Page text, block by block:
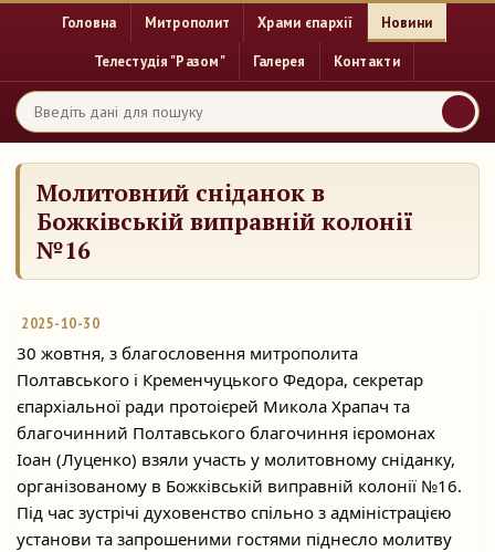
Головна Митрополит Храми єпархії Новини
Телестудія "Разом" Галерея Контакти
Молитовний сніданок в
Божківській виправній колонії
№16
2025-10-30
30 жовтня, з благословення митрополита
Полтавського і Кременчуцького Федора, секретар
єпархіальної ради протоієрей Микола Храпач та
благочинний Полтавського благочиння ієромонах
Іоан (Луценко) взяли участь у молитовному сніданку,
організованому в Божківській виправній колонії №16.
Під час зустрічі духовенство спільно з адміністрацією
установи та запрошеними гостями піднесло молитву